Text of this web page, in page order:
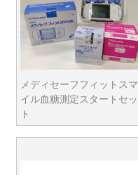
メディセーフフィットスマ
イル血糖測定スタートセッ
ト